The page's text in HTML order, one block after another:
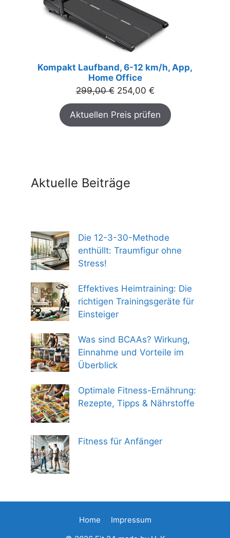
Kompakt Laufband, 6-12 km/h, App,
Home Office
299,00€ Ursprünglicher
Preis
war:
299,00 €
254,00 €Aktueller
Preis
ist:
254,00 €.
Aktuellen Preis prüfen
Aktuelle Beiträge
Die 12-3-30-Methode
enthüllt: Traumfigur ohne
Stress!
Effektives Heimtraining: Die
richtigen Trainingsgeräte für
Einsteiger
Was sind BCAAs? Wirkung,
Einnahme und Vorteile im
Überblick
Optimale Fitness-Ernährung:
Rezepte, Tipps & Nährstoffe
Fitness für Anfänger
Home
Impressum